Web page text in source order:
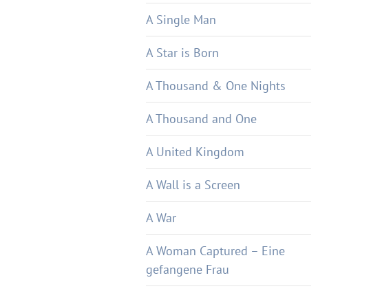
A Single Man
A Star is Born
A Thousand & One Nights
A Thousand and One
A United Kingdom
A Wall is a Screen
A War
A Woman Captured – Eine
gefangene Frau